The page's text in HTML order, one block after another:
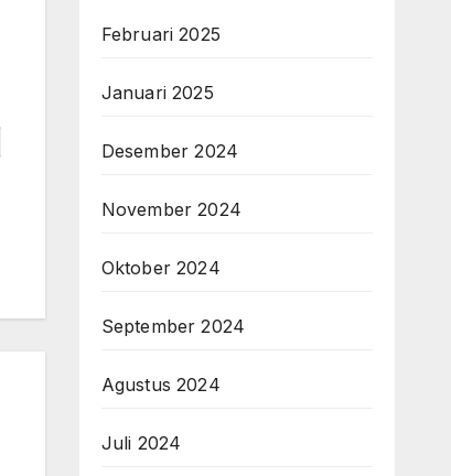
Februari 2025
Januari 2025
Desember 2024
November 2024
Oktober 2024
September 2024
Agustus 2024
Juli 2024